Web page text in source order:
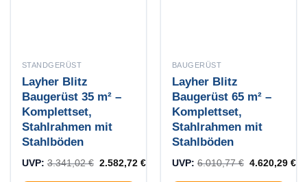
STANDGERÜST
Layher Blitz
Baugerüst 35 m² –
Komplettset,
Stahlrahmen mit
Stahlböden
UVP: 3.341,02€ Ursprünglicher Preis war: 3.341,02 €
2.582,72 €Aktueller Preis ist: 2.582,72 €.
BAUGERÜST
Layher Blitz
Baugerüst 65 m² –
Komplettset,
Stahlrahmen mit
Stahlböden
UVP: 6.010,77€ 4.620,29 €